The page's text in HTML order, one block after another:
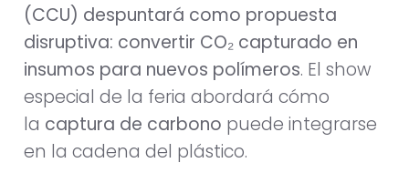
(CCU) despuntará como propuesta
disruptiva: convertir CO₂ capturado en
insumos para nuevos polímeros. El show
especial de la feria abordará cómo
la captura de carbono puede integrarse
en la cadena del plástico.